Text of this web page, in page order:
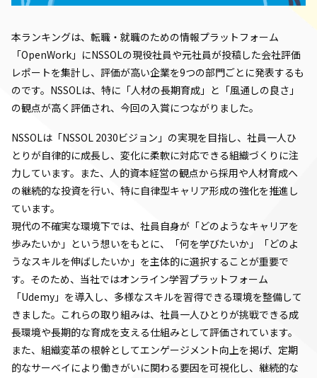
本ランキングは、転職・就職のための情報プラットフォーム
「OpenWork」にNSSOLの現役社員や元社員が投稿した会社評価
レポートを集計し、評価が高い企業を9つの部門ごとに発表するも
のです。NSSOLは、特に「人材の長期育成」と「風通しの良さ」
の観点が高く評価され、今回の入賞につながりました。
NSSOLは「NSSOL 2030ビジョン」の実現を目指し、社員一人ひ
とりが自律的に成長し、変化に柔軟に対応できる組織づくりに注
力しています。また、人的資本経営の観点から採用や人材育成へ
の継続的な投資を行い、特に自律型キャリア形成の強化を推進し
ています。
現代の不確実な環境下では、社員自身が「どのようなキャリアを
歩みたいか」という想いをもとに、「何を学びたいか」「どのよ
うなスキルを伸ばしたいか」を主体的に選択することが重要で
す。そのため、当社ではオンライン学習プラットフォーム
「Udemy」を導入し、多様なスキルを習得できる環境を整備して
きました。これらの取り組みは、社員一人ひとりが挑戦できる成
長環境や長期的な育成を支える仕組みとして評価されています。
また、組織変革の根幹としてエンゲージメント向上を掲げ、定期
的なサーベイにより働きがいに関わる要因を可視化し、継続的な